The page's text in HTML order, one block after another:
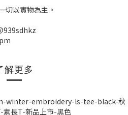
切以實物為主。
解更多